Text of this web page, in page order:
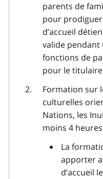
parents de
pour
d’accueil
valide pendant
fonctions de
pour le
Formation sur
culturelles
Nations, les
moins 4
La
apporter
d’accueil